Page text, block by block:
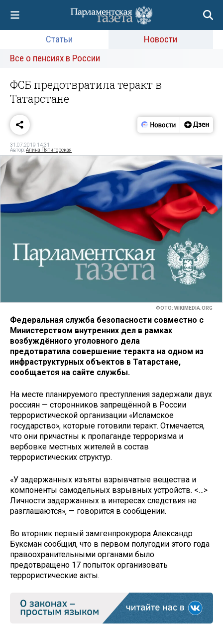
Статьи
Новости
Все о пенсиях в России
ФСБ предотвратила теракт в
Татарстане
31.07.2019 14:31
Автор:Алина Пятигорская
ФОТО: WIKIMEDIA.ORG
Федеральная служба безопасности совместно с
Министерством внутренних дел в рамках
возбуждённого уголовного дела
предотвратила совершение теракта на одном из
инфраструктурных объектов в Татарстане,
сообщается на сайте службы.
На месте планируемого преступления задержали двух
россиян — сторонников запрещённой в России
террористической организации «Исламское
государство», которые готовили теракт. Отмечается,
что они причастны к пропаганде терроризма и
вербовке местных жителей в состав
террористических структур.
«У задержанных изъяты взрывчатые вещества и
компоненты самодельных взрывных устройств. <…>
Личности задержанных в интересах следствия не
разглашаются», — говорится в сообщении.
Во вторник первый замгенпрокурора Александр
Буксман сообщил, что в первом полугодии этого года
правоохранительными органами было
предотвращено 17 попыток организовать
террористические акты.